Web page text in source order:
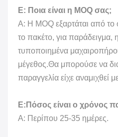
Ε: Ποια είναι η MOQ σας;
Α: Η MOQ εξαρτάται από το
το πακέτο, για παράδειγμα,
τυποποιημένα
μέγεθος.Θα μπορούσε να
παραγγελία είχε αναμιχθεί
Ε:Πόσος είναι ο χρόνος
Α: Περίπου 25-35 ημέρες.